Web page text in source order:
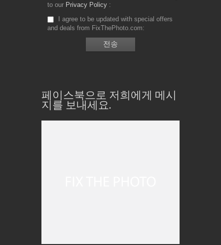
to our Privacy Policy
I agree to be updated with special offers
and deals from FixThePhoto.com
페이스북으로 저희에게 메시
지를 보내세요.